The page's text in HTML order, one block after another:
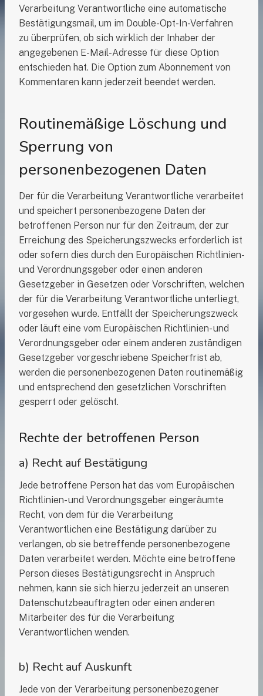
Verarbeitung Verantwortliche eine automatische
Bestätigungsmail, um im Double-Opt-In-Verfahren
zu überprüfen, ob sich wirklich der Inhaber der
angegebenen E-Mail-Adresse für diese Option
entschieden hat. Die Option zum Abonnement von
Kommentaren kann jederzeit beendet werden.
Routinemäßige Löschung und
Sperrung von
personenbezogenen Daten
Der für die Verarbeitung Verantwortliche verarbeitet
und speichert personenbezogene Daten der
betroffenen Person nur für den Zeitraum, der zur
Erreichung des Speicherungszwecks erforderlich ist
oder sofern dies durch den Europäischen Richtlinien-
und Verordnungsgeber oder einen anderen
Gesetzgeber in Gesetzen oder Vorschriften, welchen
der für die Verarbeitung Verantwortliche unterliegt,
vorgesehen wurde. Entfällt der Speicherungszweck
oder läuft eine vom Europäischen Richtlinien- und
Verordnungsgeber oder einem anderen zuständigen
Gesetzgeber vorgeschriebene Speicherfrist ab,
werden die personenbezogenen Daten routinemäßig
und entsprechend den gesetzlichen Vorschriften
gesperrt oder gelöscht.
Rechte der betroffenen Person
a) Recht auf Bestätigung
Jede betroffene Person hat das vom Europäischen
Richtlinien- und Verordnungsgeber eingeräumte
Recht, von dem für die Verarbeitung
Verantwortlichen eine Bestätigung darüber zu
verlangen, ob sie betreffende personenbezogene
Daten verarbeitet werden. Möchte eine betroffene
Person dieses Bestätigungsrecht in Anspruch
nehmen, kann sie sich hierzu jederzeit an unseren
Datenschutzbeauftragten oder einen anderen
Mitarbeiter des für die Verarbeitung
Verantwortlichen wenden.
b) Recht auf Auskunft
Jede von der Verarbeitung personenbezogener